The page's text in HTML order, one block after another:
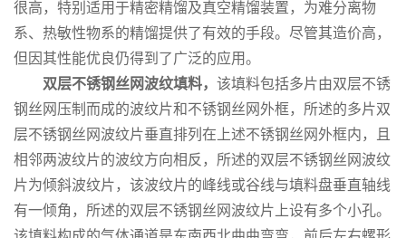
很高，特别适用于精密精馏及真空精馏装置，为难分离物
系、热敏性物系的精馏提供了有效的手段。尽管其造价高，
但因其性能优良仍得到了广泛的应用。
双层不锈钢丝网波纹填料， 该填料包括多片由双层不锈
钢丝网压制而成的波纹片和不锈钢丝网外框，所述的多片双
层不锈钢丝网波纹片垂直排列在上述不锈钢丝网外框内，且
相邻两波纹片的波纹方向相反，所述的双层不锈钢丝网波纹
片为倾斜波纹片，该波纹片的峰线或谷线与填料盘垂直轴线
有一倾角，所述的双层不锈钢丝网波纹片上设有多个小孔。